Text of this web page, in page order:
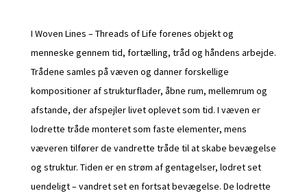
I Woven Lines – Threads of Life forenes objekt og
menneske gennem tid, fortælling, tråd og håndens arbejde.
Trådene samles på væven og danner forskellige
kompositioner af strukturflader, åbne rum, mellemrum og
afstande, der afspejler livet oplevet som tid. I væven er
lodrette tråde monteret som faste elementer, mens
væveren tilfører de vandrette tråde til at skabe bevægelse
og struktur. Tiden er en strøm af gentagelser, lodret set
uendeligt – vandret set en fortsat bevægelse. De lodrette